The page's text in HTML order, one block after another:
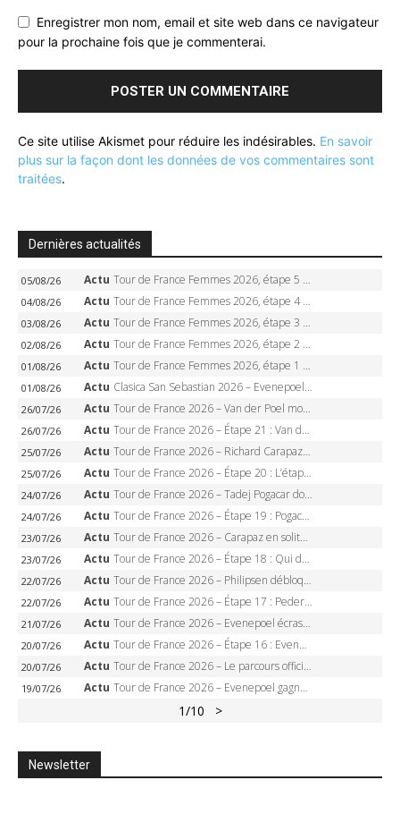
Enregistrer mon nom, email et site web dans ce navigateur
pour la prochaine fois que je commenterai.
Ce site utilise Akismet pour réduire les indésirables. En savoir
plus sur la façon dont les données de vos commentaires sont
traitées.
Dernières actualités
05/08/26 Actu Tour de France Femmes 2026, étape 5 – Demi Vollering gagne à Belleville, Reusser en jaune, Ferrand-Prévot coule
04/08/26 Actu Tour de France Femmes 2026, étape 4 – Marlen Reusser écrase le chrono, Ferrand-Prévot en crise
03/08/26 Actu Tour de France Femmes 2026, étape 3 – Sigrid Haugset en solitaire, 88 km d’échappée, maillot jaune
02/08/26 Actu Tour de France Femmes 2026, étape 2 – Lorena Wiebes doublé à Genève, Markus héroïque, 7e record
01/08/26 Actu Tour de France Femmes 2026, étape 1 – Lorena Wiebes intouchable à Lausanne, premier maillot jaune
01/08/26 Actu Clasica San Sebastian 2026 – Evenepoel recordman, 4e victoire, Carapaz battu au sprint
26/07/26 Actu Tour de France 2026 – Van der Poel monumental à Paris, Pogacar égale le record des cinq sacres
26/07/26 Actu Tour de France 2026 – Étape 21 : Van der Poel, Pogacar, qui succédera à Wout van Aert sur les Champs-Elysées ?
25/07/26 Actu Tour de France 2026 – Richard Carapaz roi des Alpes, doublé et maillot à pois, Seixas perd le podium
25/07/26 Actu Tour de France 2026 – Étape 20 : L’étape reine, Galibier, Sarenne, Alpe d’Huez, qui succédera à Pogacar ?
24/07/26 Actu Tour de France 2026 – Tadej Pogacar dompte l’Alpe d’Huez, 5e victoire, record de Pantani pulvérisé
24/07/26 Actu Tour de France 2026 – Étape 19 : Pogacar peut-il enfin dompter l’Alpe d’Huez ?
23/07/26 Actu Tour de France 2026 – Carapaz en solitaire à Orcières-Merlette, Paret-Peintre à un point du maillot à pois
23/07/26 Actu Tour de France 2026 – Étape 18 : Qui domptera Orcières-Merlette, première marche vers l’Alpe d’Huez ?
22/07/26 Actu Tour de France 2026 – Philipsen débloque son compteur à Voiron, Pedersen en danger pour le maillot vert
22/07/26 Actu Tour de France 2026 – Étape 17 : Pedersen peut-il verrouiller le maillot vert à Voiron ?
21/07/26 Actu Tour de France 2026 – Evenepoel écrase le chrono d’Évian, Seixas 4e, Lipowitz abandonne
20/07/26 Actu Tour de France 2026 – Étape 16 : Evenepoel, Pogacar, Ganna… qui domptera le chrono d’Évian pour redessiner le podium ?
20/07/26 Actu Tour de France 2026 – Le parcours officiel complet : 21 étapes, profils, carte et dates
19/07/26 Actu Tour de France 2026 – Evenepoel gagne à Solaison, Vingegaard abandonne, Pogacar toujours en jaune
1/10 >
Newsletter